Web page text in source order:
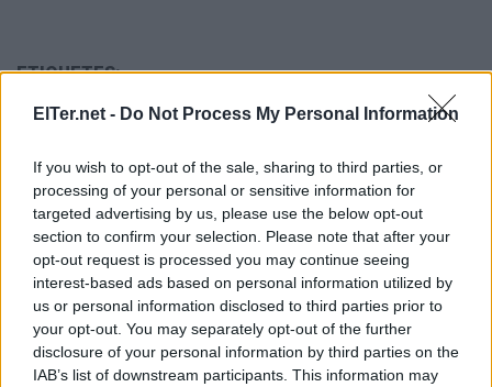
ElTer.net - Do Not Process My Personal Information
If you wish to opt-out of the sale, sharing to third parties, or
processing of your personal or sensitive information for
targeted advertising by us, please use the below opt-out
section to confirm your selection. Please note that after your
opt-out request is processed you may continue seeing
interest-based ads based on personal information utilized by
us or personal information disclosed to third parties prior to
your opt-out. You may separately opt-out of the further
disclosure of your personal information by third parties on the
IAB’s list of downstream participants. This information may
ETIQUETES:
Societat